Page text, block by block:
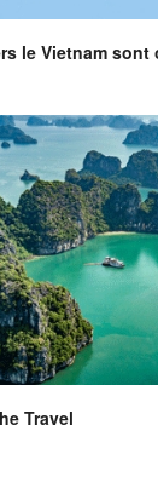
le Vietnam sont
Travel